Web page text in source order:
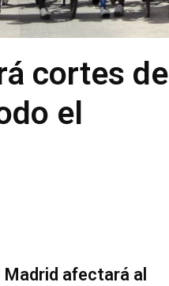
cortes de
el
afectará al